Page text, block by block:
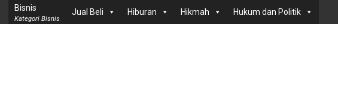
Bisnis
Kategori Bisnis
Jual Beli Hiburan Hikmah Hukum dan Politik